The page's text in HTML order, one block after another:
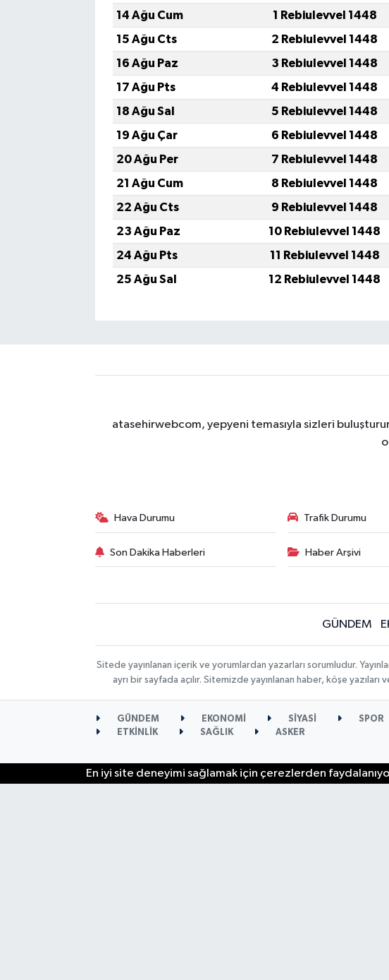
14 Ağu Cum
1 Rebiulevvel 1448
15 Ağu Cts
2 Rebiulevvel 1448
16 Ağu Paz
3 Rebiulevvel 1448
17 Ağu Pts
4 Rebiulevvel 1448
18 Ağu Sal
5 Rebiulevvel 1448
19 Ağu Çar
6 Rebiulevvel 1448
20 Ağu Per
7 Rebiulevvel 1448
21 Ağu Cum
8 Rebiulevvel 1448
22 Ağu Cts
9 Rebiulevvel 1448
23 Ağu Paz
10 Rebiulevvel 1448
24 Ağu Pts
11 Rebiulevvel 1448
25 Ağu Sal
12 Rebiulevvel 1448
atasehirwebcom, yepyeni temasıyla sizleri
Hava Durumu Trafik Durumu
Son Dakika Haberleri Haber Arşivi
GÜNDEM
Sitede yayınlanan içerik ve yorumlardan yazarları sorumludur.
ayrı bir sayfada açılır. Sitemizde yayınlanan haber, köşe
GÜNDEM EKONOMİ SİYASİ SPOR
ETKİNLİK
SAĞLIK ASKER
En iyi site deneyimi sağlamak için çerezlerden